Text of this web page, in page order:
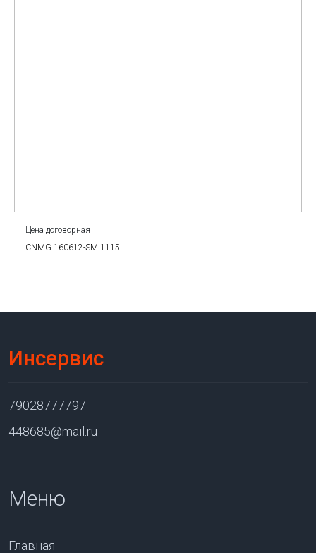
Цена договорная
CNMG 160612-SM 1115
Инсервис
79028777797
448685@mail.ru
Меню
Главная